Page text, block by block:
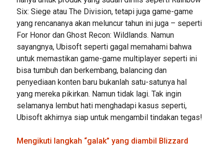
Six: Siege atau The Division, tetapi juga game-game
yang rencananya akan meluncur tahun ini juga – seperti
For Honor dan Ghost Recon: Wildlands. Namun
sayangnya, Ubisoft seperti gagal memahami bahwa
untuk memastikan game-game multiplayer seperti ini
bisa tumbuh dan berkembang, balancing dan
penyediaan konten baru bukanlah satu-satunya hal
yang mereka pikirkan. Namun tidak lagi. Tak ingin
selamanya lembut hati menghadapi kasus seperti,
Ubisoft akhirnya siap untuk mengambil tindakan tegas!
Mengikuti langkah “galak” yang diambil Blizzard